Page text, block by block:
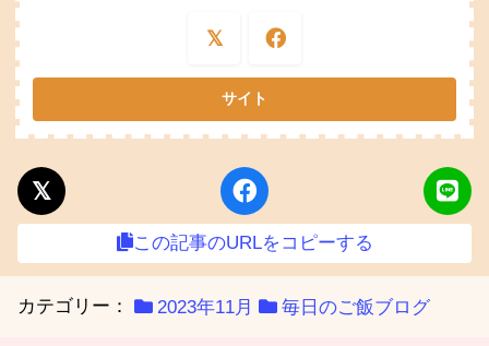
この記事のURLをコピーする
カテゴリー： 2023年11月 毎日のご飯ブログ